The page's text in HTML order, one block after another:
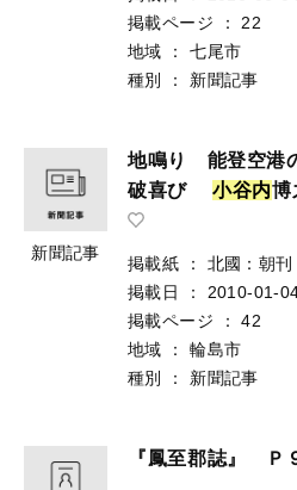
掲載ページ
：
22
地域
：
七尾市
種別
： 新聞記事
新聞記事
地鳴り 能登空港
破喜び小谷内
掲載紙 ：
北國：朝刊
掲載日
：
2010-01-
掲載ページ
：
42
地域
：
輪島市
種別
： 新聞記事
『鳳至郡誌』 Ｐ